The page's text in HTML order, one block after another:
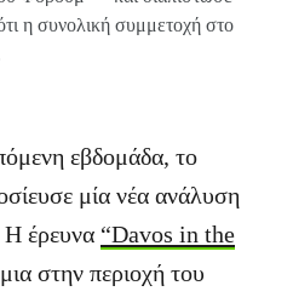
η συνολική συμμετοχή στο
εβδομάδα, το
μία νέα ανάλυση
Η έρευνα “Davos in the
στην περιοχή του